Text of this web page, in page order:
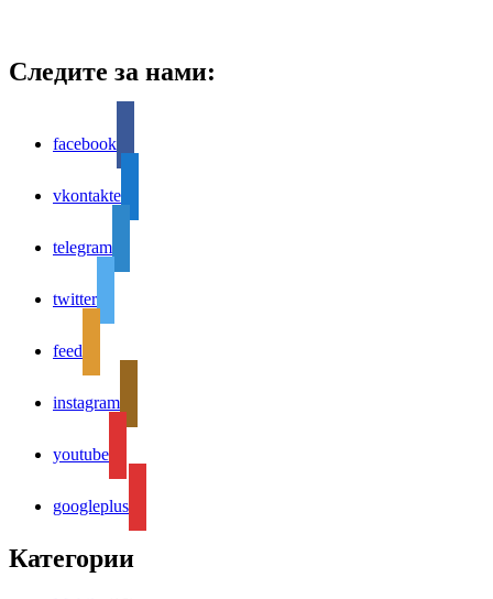
Следите за нами:
facebook
vkontakte
telegram
twitter
feed
instagram
youtube
googleplus
Категории